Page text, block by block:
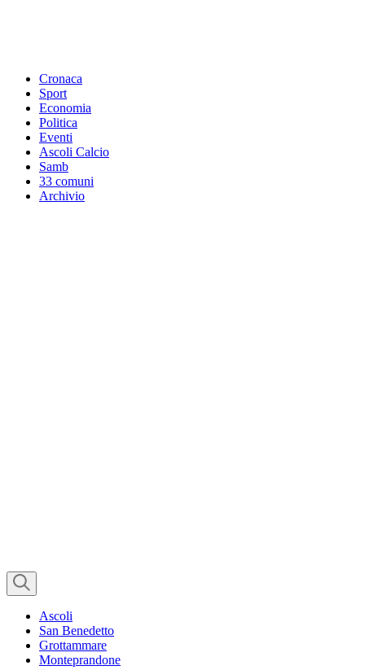
Cronaca
Sport
Economia
Politica
Eventi
Ascoli Calcio
Samb
33 comuni
Archivio
Ascoli
San Benedetto
Grottammare
Monteprandone